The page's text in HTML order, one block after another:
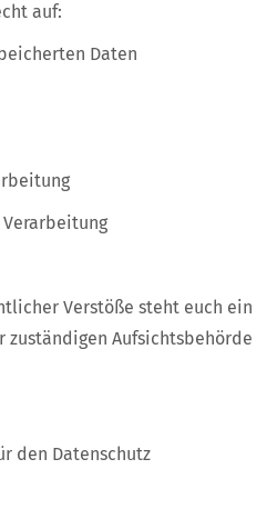
auf:
Daten
Verstöße steht euch ein
zuständigen Aufsichtsbehörde
den Datenschutz